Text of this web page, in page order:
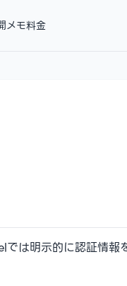
メモ料金
は明示的に認証情報